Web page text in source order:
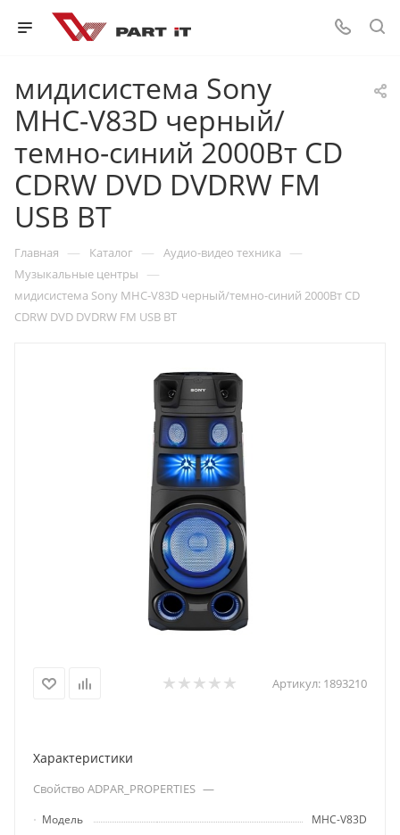
мидисистема Sony
MHC-V83D черный/
темно-синий 2000Вт CD
CDRW DVD DVDRW FM
USB BT
Главная — Каталог — Аудио-видео техника —
Музыкальные центры —
мидисистема Sony MHC-V83D черный/темно-синий 2000Вт CD
CDRW DVD DVDRW FM USB BT
Артикул: 1893210
Характеристики
Свойство ADPAR_PROPERTIES —
Модель
MHC-V83D